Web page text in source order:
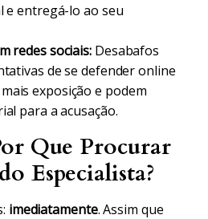
e entregá-lo ao seu
redes sociais: Desabafos
de se defender online
exposição e podem
para a acusação.
Que Procurar
Especialista?
imediatamente. Assim que